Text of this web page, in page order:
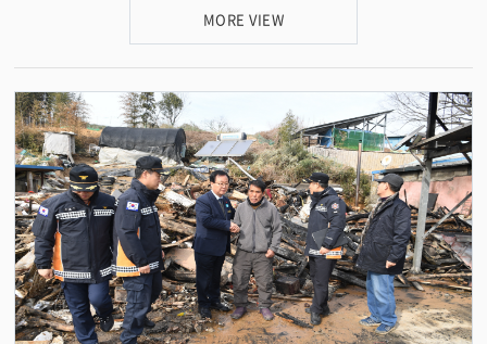
경사로 구간에 해당 시스템을 설치할 계획이다 . 공설공원묘지는 경사로가 많
은 “ 조달청 혁신제품 시범사용 기관 선정은 외부 재원을 적극 활용하여 군민
의 안전을 한층 강화할 수 있는 뜻깊은 기회 ” 라며 “ 앞으로도 이용객이 체감할
수 있는 안전하고 스마트한 시설환경을 조성해나가겠다 ” 고 말했다 . <담당
부서 시설관리공단 270-9904>
MORE VIEW